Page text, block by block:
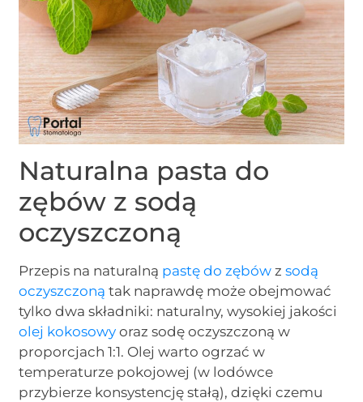
Naturalna pasta do
zębów z sodą
oczyszczoną
Przepis na naturalną pastę do zębów zsodą
oczyszczoną tak naprawdę może obejmować
tylko dwa składniki: naturalny, wysokiej jakości
olej kokosowy oraz sodę oczyszczoną w
proporcjach 1:1. Olej warto ogrzać w
temperaturze pokojowej (w lodówce
przybierze konsystencję stałą), dzięki czemu